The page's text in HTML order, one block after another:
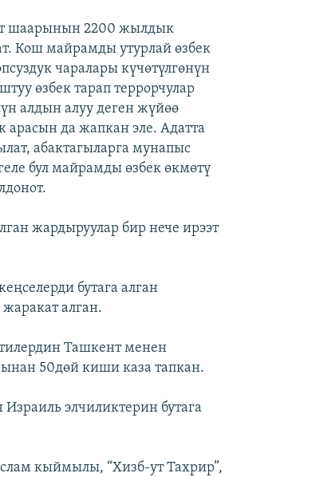
шаарынын 2200 жылдык
Кош майрамды утурлай өзбек
чаралары күчөтүлгөнүн
өзбек тарап террорчулар
алдын алуу деген жүйөө
арасын да жапкан эле. Адатта
абактагыларга мунапыс
бул майрамды өзбек өкмөтү
жардыруулар бир нече ирээт
бутага алган
алган.
Ташкент менен
50дөй киши каза тапкан.
элчиликтерин бутага
кыймылы, “Хизб-ут Тахрир”,